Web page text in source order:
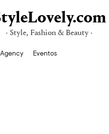
· Style, Fashion & Beauty ·
Eventos